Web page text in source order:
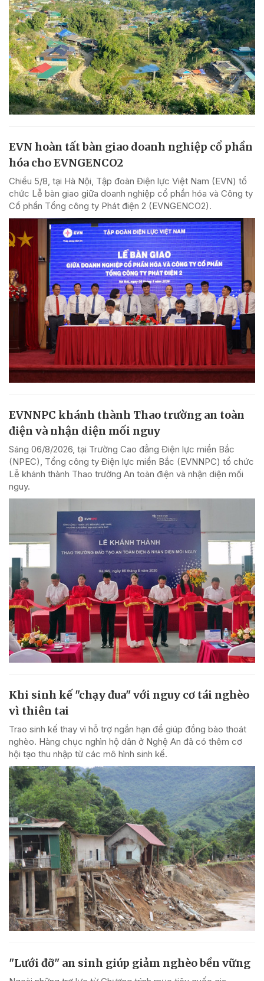
EVN hoàn tất bàn giao doanh nghiệp cổ phần
hóa cho EVNGENCO2
Chiều 5/8, tại Hà Nội, Tập đoàn Điện lực Việt Nam (EVN) tổ
chức Lễ bàn giao giữa doanh nghiệp cổ phần hóa và Công ty
Cổ phần Tổng công ty Phát điện 2 (EVNGENCO2).
EVNNPC khánh thành Thao trường an toàn
điện và nhận diện mối nguy
Sáng 06/8/2026, tại Trường Cao đẳng Điện lực miền Bắc
(NPEC), Tổng công ty Điện lực miền Bắc (EVNNPC) tổ chức
Lễ khánh thành Thao trường An toàn điện và nhận diện mối
nguy.
Khi sinh kế "chạy đua" với nguy cơ tái nghèo
vì thiên tai
Trao sinh kế thay vì hỗ trợ ngắn hạn để giúp đồng bào thoát
nghèo. Hàng chục nghìn hộ dân ở Nghệ An đã có thêm cơ
hội tạo thu nhập từ các mô hình sinh kế.
"Lưới đỡ" an sinh giúp giảm nghèo bền vững